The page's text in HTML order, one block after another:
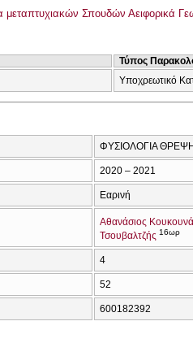
μεταπτυχιακών Σπουδών Αειφορικά
Τύπος
Υποχρεωτικό
ΦΥΣΙΟΛΟΓΙΑ
2020 – 2021
Εαρινή
Αθανάσιος
Τσουβαλτζής 16ωρ
4
52
600182392